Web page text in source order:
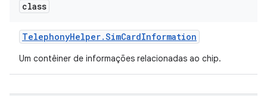
class
TelephonyHelper.SimCardInformation
Um contêiner de informações relacionadas ao chip.